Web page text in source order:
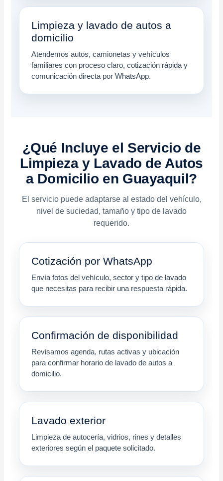
Limpieza y lavado de autos a
domicilio
Atendemos autos, camionetas y vehículos
familiares con proceso claro, cotización rápida y
comunicación directa por WhatsApp.
¿Qué Incluye el Servicio de
Limpieza y Lavado de Autos
a Domicilio en Guayaquil?
El servicio puede adaptarse al estado del vehículo,
nivel de suciedad, tamaño y tipo de lavado
requerido.
Cotización por WhatsApp
Envía fotos del vehículo, sector y tipo de lavado
que necesitas para recibir una respuesta rápida.
Confirmación de disponibilidad
Revisamos agenda, rutas activas y ubicación
para confirmar horario de lavado de autos a
domicilio.
Lavado exterior
Limpieza de autocería, vidrios, rines y detalles
exteriores según el paquete solicitado.